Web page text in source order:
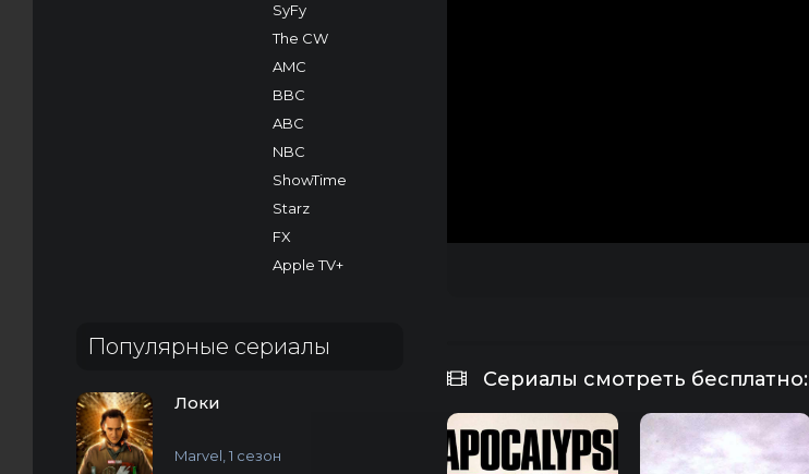
SyFy
The CW
AMC
BBC
ABC
NBC
ShowTime
Starz
FX
Apple TV+
Популярные сериалы
Локи
Marvel, 1 сезон
Сериалы смотреть бесплатно: